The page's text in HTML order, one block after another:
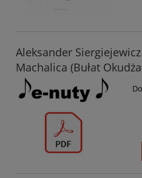
Aleksander
Machalica (Bułat